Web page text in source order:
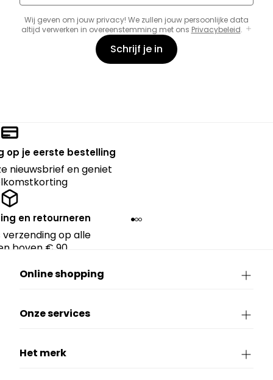
Wij geven om jouw privacy! We zullen jouw persoonlijke data
altijd verwerken in overeenstemming met ons Privacybeleid.
Schrijf je in
op je eerste bestelling
nieuwsbrief en geniet
en retourneren
op alle
boven € 90.
Online shopping
Onze services
Het merk